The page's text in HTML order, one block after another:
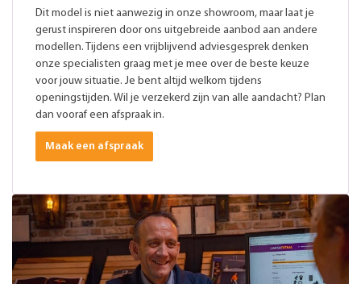
Dit model is niet aanwezig in onze showroom, maar laat je
gerust inspireren door ons uitgebreide aanbod aan andere
modellen. Tijdens een vrijblijvend adviesgesprek denken
onze specialisten graag met je mee over de beste keuze
voor jouw situatie. Je bent altijd welkom tijdens
openingstijden. Wil je verzekerd zijn van alle aandacht? Plan
dan vooraf een afspraak in.
Maak een afspraak